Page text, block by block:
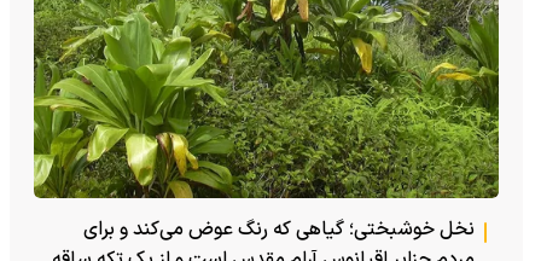
نخل خوشبختی؛ گیاهی که رنگ عوض می‌کند و برای